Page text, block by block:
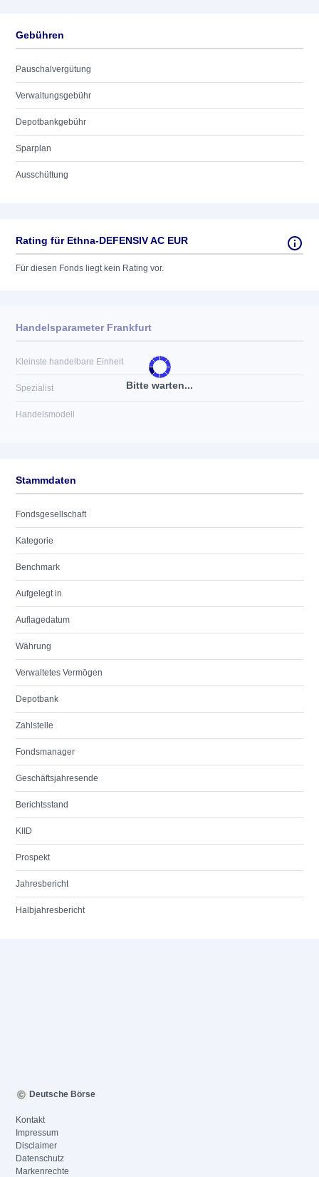
Gebühren
Pauschalvergütung
Verwaltungsgebühr
Depotbankgebühr
Sparplan
Ausschüttung
Rating für Ethna-DEFENSIV AC EUR
Für diesen Fonds liegt kein Rating vor.
Bitte warten...
Handelsparameter Frankfurt
Kleinste handelbare Einheit
Spezialist
Handelsmodell
Stammdaten
Fondsgesellschaft
Kategorie
Benchmark
Aufgelegt in
Auflagedatum
Währung
Verwaltetes Vermögen
Depotbank
Zahlstelle
Fondsmanager
Geschäftsjahresende
Berichtsstand
KIID
Prospekt
Jahresbericht
Halbjahresbericht
Deutsche Börse
Kontakt
Impressum
Disclaimer
Datenschutz
Markenrechte